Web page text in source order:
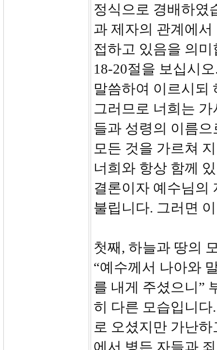
정식으로 경배하였
과 제자의 관계에
접하고 있음을 의미
18-20절을 보십시
말씀하여 이르시되
그러므로 너희는
들과 성령의 이름
모든 것을 가르쳐
너희와 항상 함께
결론이자 예수님의
불립니다. 그러면
첫째, 하늘과 땅의
“예수께서 나아와
를 내게 주셨으니”
히 다른 모습입니
로 오셨지만 가난
에서 병든 자들과